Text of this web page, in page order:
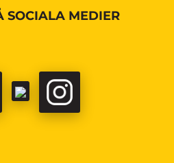
SOCIALA MEDIER